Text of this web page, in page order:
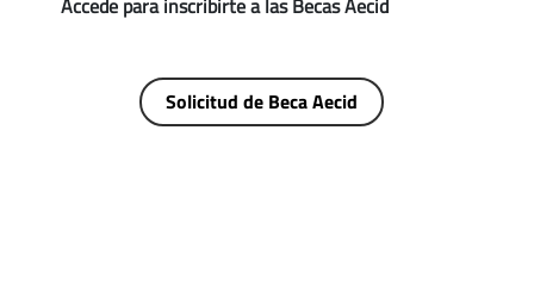
Accede para inscribirte a las Becas Aecid
Solicitud de Beca Aecid